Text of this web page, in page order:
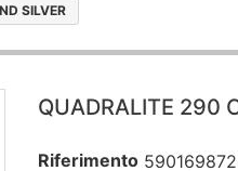
SILVER
QUADRALITE 290
Riferimento